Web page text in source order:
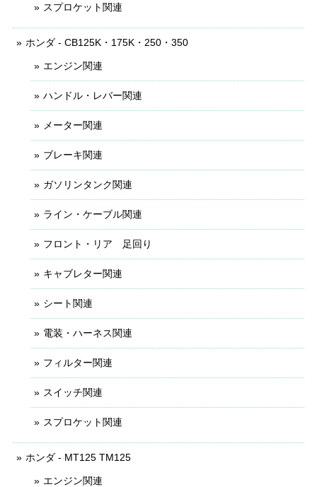
スプロケット関連
ホンダ - CB125K・175K・250・350
エンジン関連
ハンドル・レバー関連
メーター関連
ブレーキ関連
ガソリンタンク関連
ライン・ケーブル関連
フロント・リア 足回り
キャブレター関連
シート関連
電装・ハーネス関連
フィルター関連
スイッチ関連
スプロケット関連
ホンダ - MT125 TM125
エンジン関連